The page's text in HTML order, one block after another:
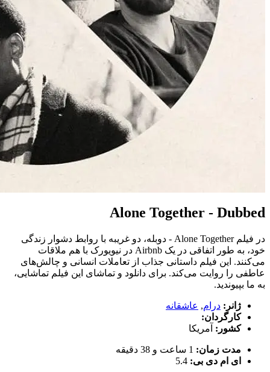
Alone Together - Dubbed
در فیلم Alone Together - دوبله، دو غریبه با روابط دشوار زندگی
خود، به طور اتفاقی در یک Airbnb در نیویورک با هم ملاقات
می‌کنند. این فیلم داستانی جذاب از تعاملات انسانی و چالش‌های
عاطفی را روایت می‌کند. برای دانلود و تماشای این فیلم تماشایی،
به ما بپیوندید.
ژانر: درام, عاشقانه
کارگردان:
کشور: آمریکا
مدت زمان: 1 ساعت و 38 دقیقه
ای ام دی بی: 5.4